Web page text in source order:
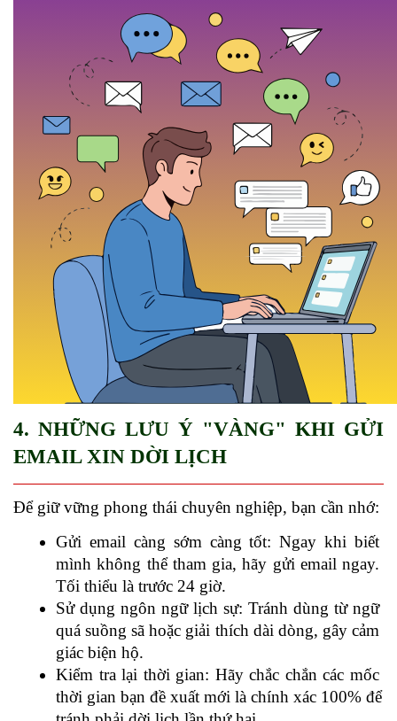
4. NHỮNG LƯU Ý "VÀNG" KHI GỬI
EMAIL XIN DỜI LỊCH
Để giữ vững phong thái chuyên nghiệp, bạn cần nhớ:
Gửi email càng sớm càng tốt: Ngay khi biết
mình không thể tham gia, hãy gửi email ngay.
Tối thiểu là trước 24 giờ.
Sử dụng ngôn ngữ lịch sự: Tránh dùng từ ngữ
quá suồng sã hoặc giải thích dài dòng, gây cảm
giác biện hộ.
Kiểm tra lại thời gian: Hãy chắc chắn các mốc
thời gian bạn đề xuất mới là chính xác 100% để